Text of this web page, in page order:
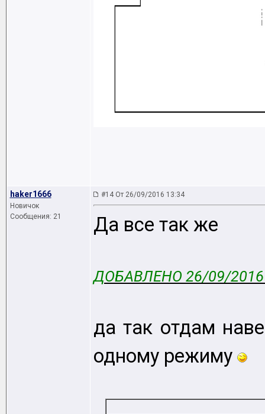
haker1666
Новичок
Сообщения: 21
#14 От 26/09/2016 13:34
Да все так же
ДОБАВЛЕНО 26/09/2016
да так отдам
одному режиму